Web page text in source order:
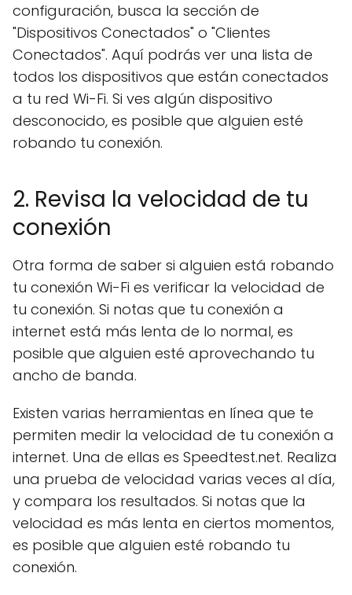
configuración, busca la sección de
"Dispositivos Conectados" o "Clientes
Conectados". Aquí podrás ver una lista de
todos los dispositivos que están conectados
a tu red Wi-Fi. Si ves algún dispositivo
desconocido, es posible que alguien esté
robando tu conexión.
2. Revisa la velocidad de tu
conexión
Otra forma de saber si alguien está robando
tu conexión Wi-Fi es verificar la velocidad de
tu conexión. Si notas que tu conexión a
internet está más lenta de lo normal, es
posible que alguien esté aprovechando tu
ancho de banda.
Existen varias herramientas en línea que te
permiten medir la velocidad de tu conexión a
internet. Una de ellas es Speedtest.net. Realiza
una prueba de velocidad varias veces al día,
y compara los resultados. Si notas que la
velocidad es más lenta en ciertos momentos,
es posible que alguien esté robando tu
conexión.